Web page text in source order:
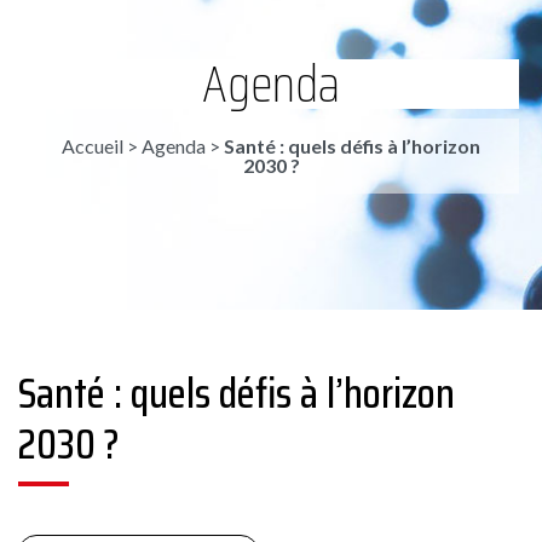
Agenda
Accueil > Agenda > Santé : quels défis à l’horizon
2030 ?
Santé : quels défis à l’horizon
2030 ?